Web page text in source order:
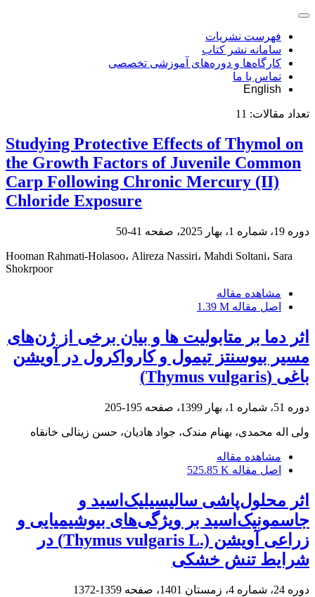
فهرست نشریات
سامانه نشر کتاب
کارگاه‌ها و دوره‌های آموزشی تخصصی
تماس با ما
English
تعداد مقالات: 11
Studying Protective Effects of Thymol on
the Growth Factors of Juvenile Common
Carp Following Chronic Mercury (II)
Chloride Exposure
دوره 19، شماره 1، بهار 2025، صفحه 41-50
Hooman Rahmati-Holasoo، Alireza Nassiri، Mahdi Soltani، Sara
Shokrpoor
مشاهده مقاله
اصل مقاله 1.39 M
اثر دما بر متابولیت ها و بیان برخی از ژن‌های
مسیر بیوسنتز تیمول و کارواکرول در آویشن
باغی (Thymus vulgaris)
دوره 51، شماره 1، بهار 1399، صفحه 195-205
ولی اله محمدی، بهنام مندک، جواد هادیان، حسن زینالی خانقاه
مشاهده مقاله
اصل مقاله 525.85 K
اثر محلول‌پاشی سالیسیلیک‌اسید و
جاسمونیک‌اسید بر ویژگی‌های بیوشیمیایی و
زراعی آویشن (.Thymus vulgaris L) در
شرایط تنش خشکی
دوره 24، شماره 4، زمستان 1401، صفحه 1359-1372